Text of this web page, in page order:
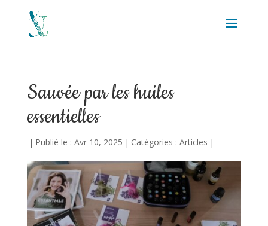
Sauvée par les huiles
essentielles
| Publié le : Avr 10, 2025 | Catégories : Articles |